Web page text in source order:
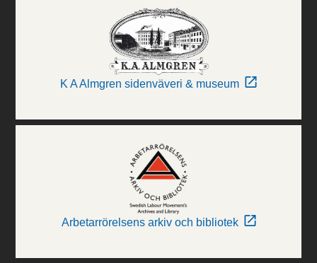
K A Almgren sidenväveri & museum
Arbetarrörelsens arkiv och bibliotek